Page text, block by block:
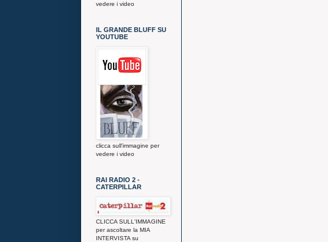
vedere i video
IL GRANDE BLUFF SU
YOUTUBE
clicca sull'immagine per
vedere i video
RAI RADIO 2 -
CATERPILLAR
CLICCA SULL'IMMAGINE
per ascoltare la MIA
INTERVISTA su